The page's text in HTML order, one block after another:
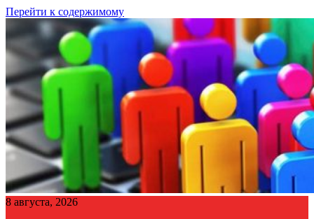
Перейти к содержимому
8 августа, 2026